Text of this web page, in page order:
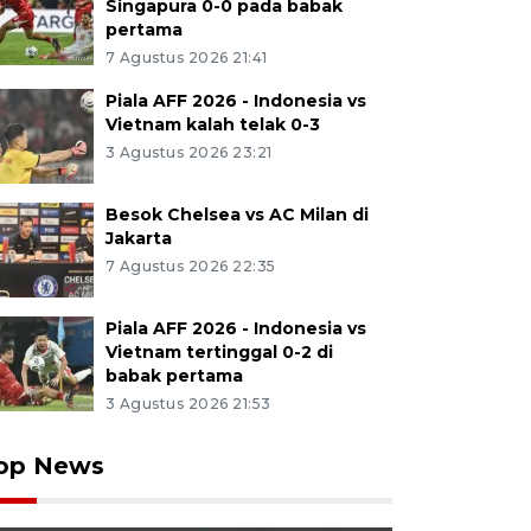
Singapura 0-0 pada babak
pertama
7 Agustus 2026 21:41
Piala AFF 2026 - Indonesia vs
Vietnam kalah telak 0-3
3 Agustus 2026 23:21
Besok Chelsea vs AC Milan di
Jakarta
7 Agustus 2026 22:35
Piala AFF 2026 - Indonesia vs
Vietnam tertinggal 0-2 di
babak pertama
3 Agustus 2026 21:53
News